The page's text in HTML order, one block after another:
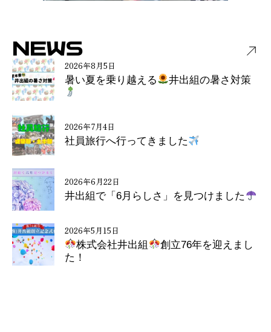
NEWS
2026年8月5日
暑い夏を乗り越える
井出組の暑さ対策
2026年7月4日
社員旅行へ行ってきました
2026年6月22日
井出組で「6月らしさ」を見つけました
2026年5月15日
株式会社井出組
創立76年を迎えまし
た！